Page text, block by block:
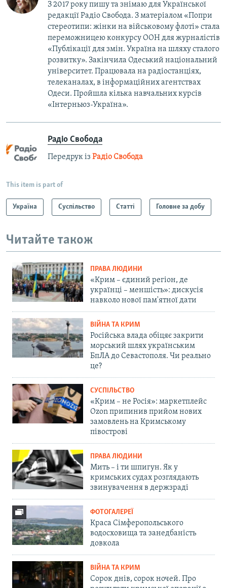
З 2017 року пишу та знімаю для Української
редакції Радіо Свобода. З матеріалом «Попри
стереотипи: жінки на військовому флоті» стала
переможницею конкурсу ООН для журналістів
«Публікації для змін. Україна на шляху сталого
розвитку». Закінчила Одеський національний
університет. Працювала на радіостанціях,
телеканалах, в інформаційних агентствах
Одеси. Пройшла кілька навчальних курсів
«Інтерньюз-Україна».
Радіо Свобода
Передрук із Радіо Свобода
This item is part of
Україна Суспільство Статті Головне за добу
Читайте також
ПРАВА ЛЮДИНИ
«Крим – єдиний регіон, де
українці – меншість»: дискусія
навколо нової пам'ятної дати
ВІЙНА ТА КРИМ
Російська влада обіцяє закрити
морський шлях українським
БпЛА до Севастополя. Чи реально
це?
СУСПІЛЬСТВО
«Крим – не Росія»: маркетплейс
Ozon припинив прийом нових
замовлень на Кримському
півострові
ПРАВА ЛЮДИНИ
Мить – і ти шпигун. Як у
кримських судах розглядають
звинувачення в держзраді
ФОТОГАЛЕРЕЇ
Краса Сімферопольського
водосховища та занедбаність
довкола
ВІЙНА ТА КРИМ
Сорок днів, сорок ночей. Про